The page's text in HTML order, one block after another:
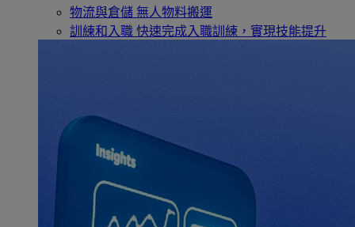
物流與倉儲 無人物料搬運
訓練和入職 快速完成入職訓練，實現技能提升